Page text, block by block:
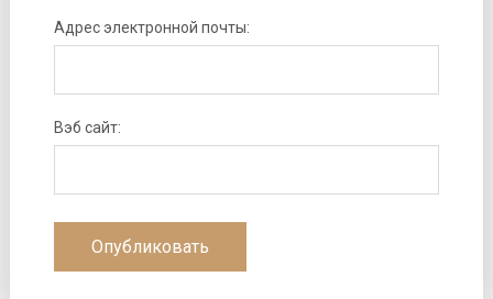
Адрес электронной почты:
Вэб сайт: